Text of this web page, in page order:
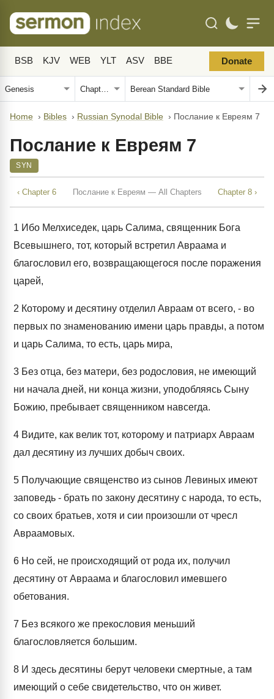
BSB KJV WEB YLT ASV BBE Donate
Home › Bibles › Russian Synodal Bible › Послание к Евреям 7
Послание к Евреям 7
SYN
‹ Chapter 6 Послание к Евреям — All Chapters Chapter 8 ›
1 Ибо Мелхиседек, царь Салима, священник Бога
Всевышнего, тот, который встретил Авраама и
благословил его, возвращающегося после поражения
царей,
2 Которому и десятину отделил Авраам от всего, - во
первых по знаменованию имени царь правды, а потом
и царь Салима, то есть, царь мира,
3 Без отца, без матери, без родословия, не имеющий
ни начала дней, ни конца жизни, уподобляясь Сыну
Божию, пребывает священником навсегда.
4 Видите, как велик тот, которому и патриарх Авраам
дал десятину из лучших добыч своих.
5 Получающие священство из сынов Левиных имеют
заповедь - брать по закону десятину с народа, то есть,
со своих братьев, хотя и сии произошли от чресл
Авраамовых.
6 Но сей, не происходящий от рода их, получил
десятину от Авраама и благословил имевшего
обетования.
7 Без всякого же прекословия меньший
благословляется большим.
8 И здесь десятины берут человеки смертные, а там
имеющий о себе свидетельство, что он живет.